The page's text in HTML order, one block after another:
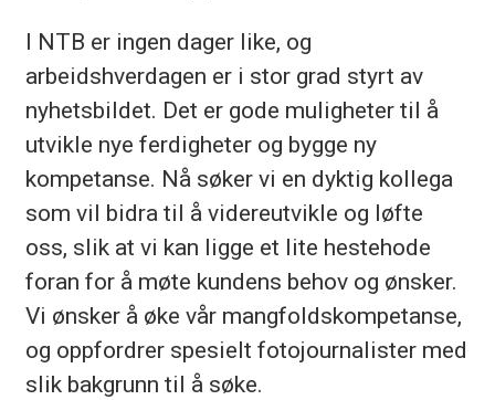
I NTB er ingen dager like, og
arbeidshverdagen er i stor grad styrt av
nyhetsbildet. Det er gode muligheter til å
utvikle nye ferdigheter og bygge ny
kompetanse. Nå søker vi en dyktig kollega
som vil bidra til å videreutvikle og løfte
oss, slik at vi kan ligge et lite hestehode
foran for å møte kundens behov og ønsker.
Vi ønsker å øke vår mangfoldskompetanse,
og oppfordrer spesielt fotojournalister med
slik bakgrunn til å søke.